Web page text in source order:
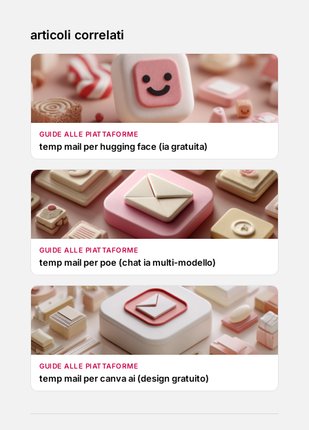
articoli correlati
GUIDE ALLE PIATTAFORME
temp mail per hugging face (ia gratuita)
GUIDE ALLE PIATTAFORME
temp mail per poe (chat ia multi-modello)
GUIDE ALLE PIATTAFORME
temp mail per canva ai (design gratuito)